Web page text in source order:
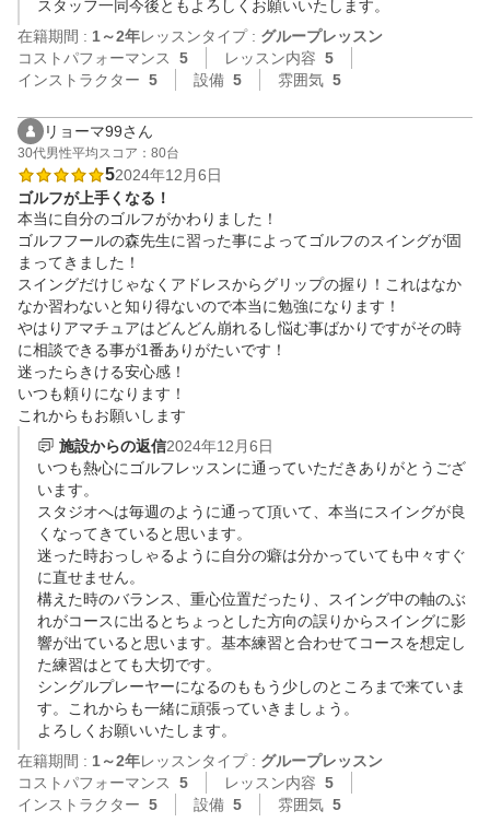
スタッフ一同今後ともよろしくお願いいたします。
在籍期間 : 1～2年レッスンタイプ : グループレッスン
コストパフォーマンス
5 レッスン内容 5
インストラクター 5 設備 5 雰囲気 5
リョーマ99さん
30代男性平均スコア：80台
52024年12月6日
ゴルフが上手くなる！
本当に自分のゴルフがかわりました！
ゴルフフールの森先生に習った事によってゴルフのスイングが固
まってきました！
スイングだけじゃなくアドレスからグリップの握り！これはなか
なか習わないと知り得ないので本当に勉強になります！
やはりアマチュアはどんどん崩れるし悩む事ばかりですがその時
に相談できる事が1番ありがたいです！
迷ったらきける安心感！
いつも頼りになります！
これからもお願いします
施設からの返信2024年12月6日
いつも熱心にゴルフレッスンに通っていただきありがとうござ
います。
スタジオへは毎週のように通って頂いて、本当にスイングが良
くなってきていると思います。
迷った時おっしゃるように自分の癖は分かっていても中々すぐ
に直せません。
構えた時のバランス、重心位置だったり、スイング中の軸のぶ
れがコースに出るとちょっとした方向の誤りからスイングに影
響が出ていると思います。基本練習と合わせてコースを想定し
た練習はとても大切です。
シングルプレーヤーになるのももう少しのところまで来ていま
す。これからも一緒に頑張っていきましょう。
よろしくお願いいたします。
在籍期間 : 1～2年レッスンタイプ : グループレッスン
コストパフォーマンス
5 レッスン内容 5
インストラクター 5 設備 5 雰囲気 5